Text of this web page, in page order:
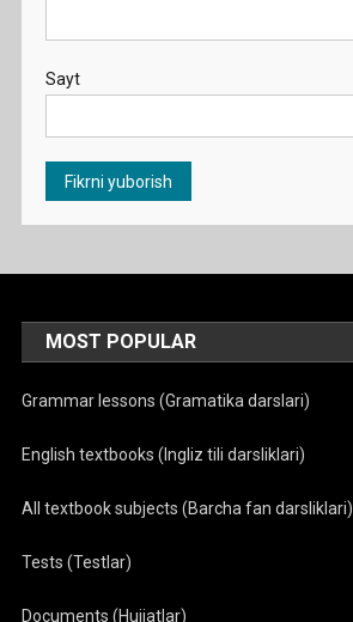
Sayt
MOST POPULAR
Grammar lessons (Gramatika darslari)
English textbooks (Ingliz tili darsliklari)
All textbook subjects (Barcha fan darsliklari)
Tests (Testlar)
Documents (Hujjatlar)